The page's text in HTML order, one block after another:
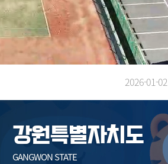
2023-02-15
2026-01-02
2025-02-03
2023-06-14
2023-05-06
강원특별자치도
GANGWON STATE